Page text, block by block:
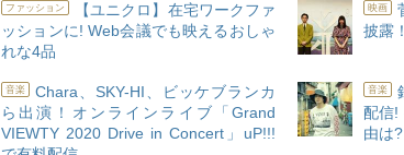
ファッション
【ユニクロ】在宅ワークファ
ッションに! Web会議でも映えるおしゃ
れな4品
映画
披露
音楽
Chara、SKY-HI、ビッケブランカ
ら出演！オンラインライブ「Grand
VIEWTY 2020 Drive in Concert」uP!!!
音楽
配信!
由は